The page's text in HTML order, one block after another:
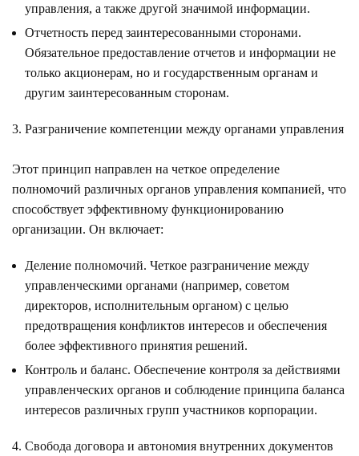
управления, а также другой значимой информации.
Отчетность перед заинтересованными сторонами.
Обязательное предоставление отчетов и информации не
только акционерам, но и государственным органам и
другим заинтересованным сторонам.
Разграничение компетенции между органами управления
Этот принцип направлен на четкое определение
полномочий различных органов управления компанией, что
способствует эффективному функционированию
организации. Он включает:
Деление полномочий. Четкое разграничение между
управленческими органами (например, советом
директоров, исполнительным органом) с целью
предотвращения конфликтов интересов и обеспечения
более эффективного принятия решений.
Контроль и баланс. Обеспечение контроля за действиями
управленческих органов и соблюдение принципа баланса
интересов различных групп участников корпорации.
Свобода договора и автономия внутренних документов